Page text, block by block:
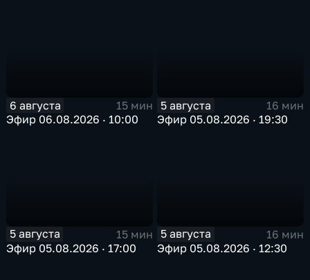
6 августа
15 мин
Эфир 06.08.2026 · 10:00
5 августа
16 мин
Эфир 05.08.2026 · 19:30
5 августа
15 мин
Эфир 05.08.2026 · 17:00
5 августа
16 мин
Эфир 05.08.2026 · 12:30